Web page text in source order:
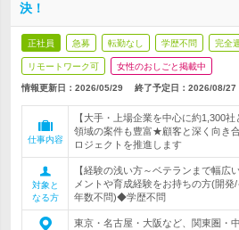
決！
正社員 急募 転勤なし 学歴不問 完全
リモートワーク可 女性のおしごと掲載中
情報更新日：2026/05/29 終了予定日： 2026/08/27
仕事内容
【大手・上場企業を中心に約1,300
領域の案件も豊富★顧客と深く向き
ロジェクトを推進します
対象と
なる方
【経験の浅い方～ベテランまで幅広
メントや育成経験をお持ちの方(開
年数不問)◆学歴不問
東京・名古屋・大阪など、関東圏・